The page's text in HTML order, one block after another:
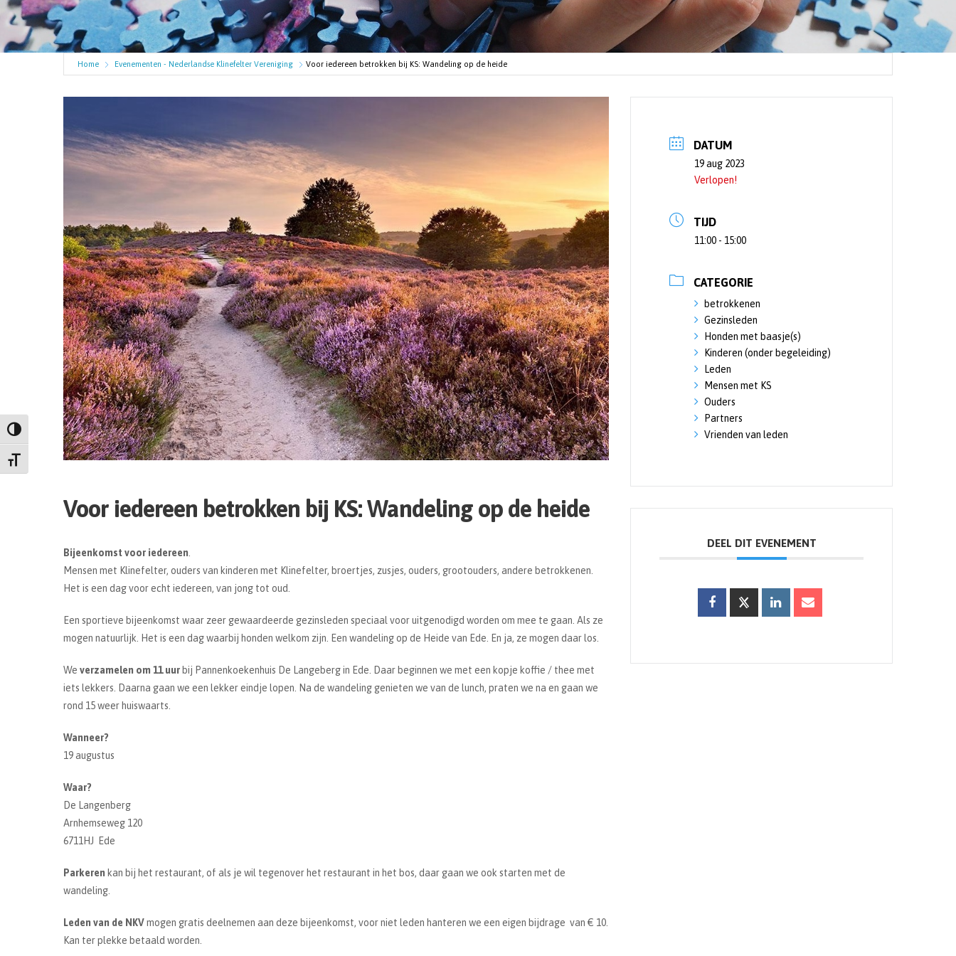
Keuze voor hoog contrast
Kies grootte van het lettertype
Home Evenementen - Nederlandse Klinefelter Vereniging Voor iedereen betrokken bij KS: Wandeling op de heide
Voor iedereen betrokken bij KS: Wandeling op de heide
Bijeenkomst voor iedereen
Mensen met Klinefelter, ouders van kinderen met Klinefelter, broertjes, zusjes, ouders, grootouders, andere betrokkenen.
Het is een dag voor echt iedereen, van jong tot oud.
Een sportieve bijeenkomst waar zeer gewaardeerde gezinsleden speciaal voor uitgenodigd worden om mee te gaan. Als ze
mogen natuurlijk. Het is een dag waarbij honden welkom zijn. Een wandeling op de Heide van Ede. En ja, ze mogen daar los.
We verzamelen om 11 uur bij Pannenkoekenhuis De Langeberg in Ede. Daar beginnen we met een kopje koffie / thee met
iets lekkers. Daarna gaan we een lekker eindje lopen. Na de wandeling genieten we van de lunch, praten we na en gaan we
rond 15 weer huiswaarts.
Wanneer?
19 augustus
Waar?
De Langenberg
Arnhemseweg 120
6711HJ Ede
Parkeren kan bij het restaurant, of als je wil tegenover het restaurant in het bos, daar gaan we ook starten met de
wandeling.
Leden van de NKVmogen gratis deelnemen aan deze bijeenkomst, voor niet leden hanteren we een eigen bijdrage van € 10.
Kan ter plekke betaald worden.
DATUM
19 aug 2023
Verlopen!
TIJD
11:00 - 15:00
CATEGORIE
betrokkenen
Gezinsleden
Honden met baasje(s)
Kinderen (onder begeleiding)
Leden
Mensen met KS
Ouders
Partners
Vrienden van leden
DEEL DIT EVENEMENT